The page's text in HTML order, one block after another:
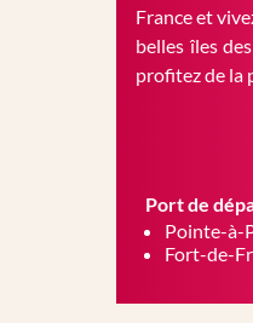
France et
belles îles
profitez de la
Port de
Pointe-à-
Fort-de-